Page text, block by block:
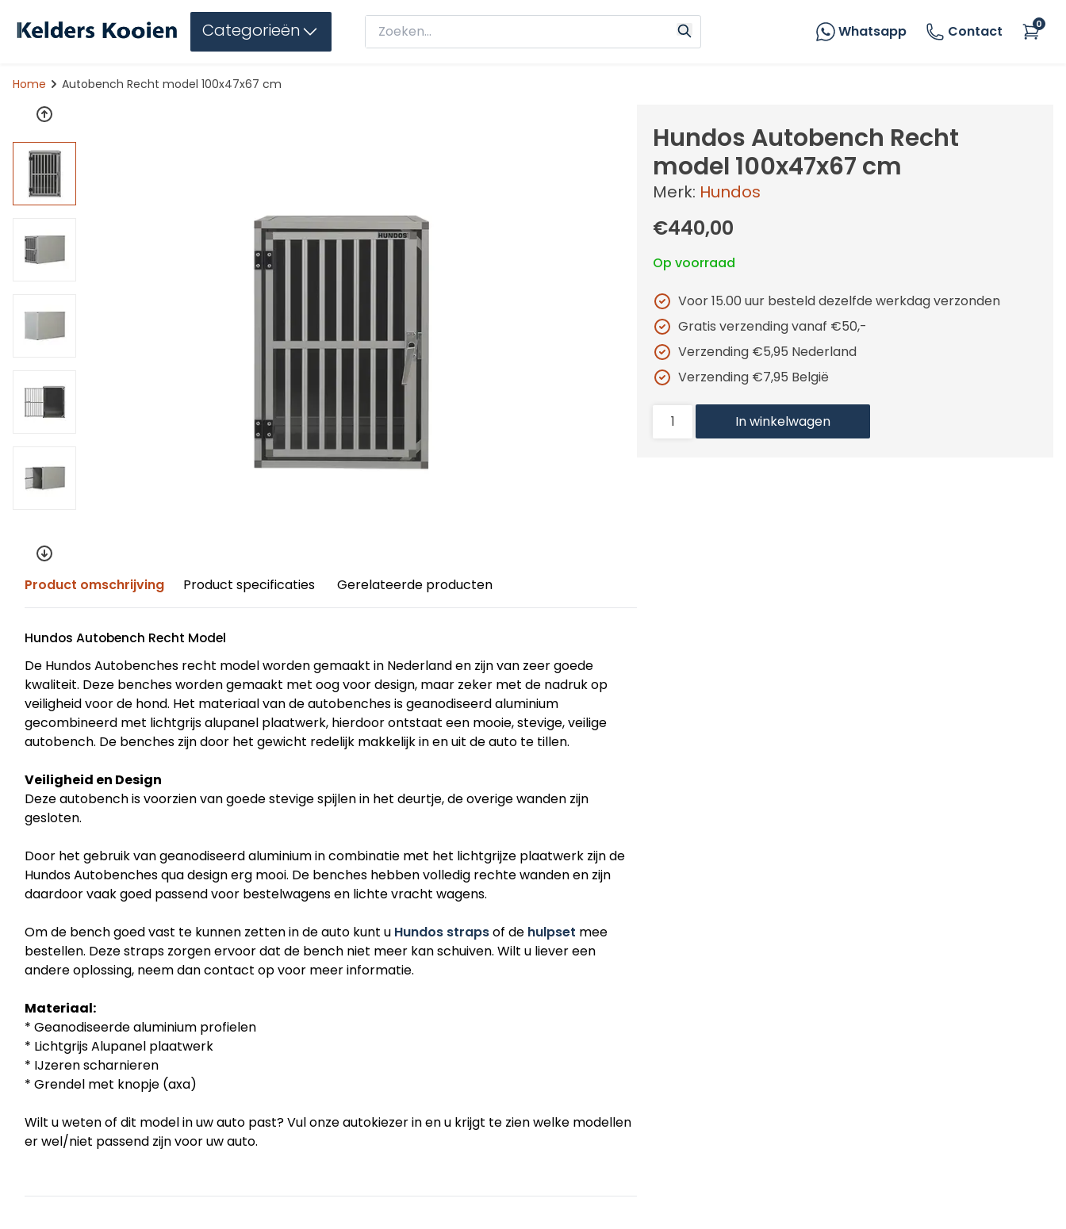
Categorieën Whatsapp Contact 0
Home Autobench Recht model 100x47x67 cm
Product omschrijving Product specificaties Gerelateerde producten
Hundos Autobench Recht Model
De Hundos Autobenches recht model worden gemaakt in Nederland en zijn van zeer goede
kwaliteit. Deze benches worden gemaakt met oog voor design, maar zeker met de nadruk op
veiligheid voor de hond. Het materiaal van de autobenches is geanodiseerd aluminium
gecombineerd met lichtgrijs alupanel plaatwerk, hierdoor ontstaat een mooie, stevige, veilige
autobench. De benches zijn door het gewicht redelijk makkelijk in en uit de auto te tillen.
Veiligheid en Design
Deze autobench is voorzien van goede stevige spijlen in het deurtje, de overige wanden zijn
gesloten.
Door het gebruik van geanodiseerd aluminium in combinatie met het lichtgrijze plaatwerk zijn de
Hundos Autobenches qua design erg mooi. De benches hebben volledig rechte wanden en zijn
daardoor vaak goed passend voor bestelwagens en lichte vracht wagens.
Om de bench goed vast te kunnen zetten in de auto kunt u Hundos strapsof de hulpset mee
bestellen. Deze straps zorgen ervoor dat de bench niet meer kan schuiven. Wilt u liever een
andere oplossing, neem dan contact op voor meer informatie.
Materiaal:
* Geanodiseerde aluminium profielen
* Lichtgrijs Alupanel plaatwerk
* IJzeren scharnieren
* Grendel met knopje (axa)
Wilt u weten of dit model in uw auto past? Vul onze autokiezer in en u krijgt te zien welke modellen
er wel/niet passend zijn voor uw auto.
Hundos Autobench Recht
model 100x47x67 cm
Merk: Hundos
€440,00
Op voorraad
Voor 15.00 uur besteld dezelfde werkdag verzonden
Gratis verzending vanaf €50,-
Verzending €5,95 Nederland
Verzending €7,95 België
In winkelwagen